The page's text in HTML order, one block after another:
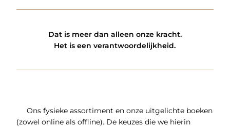
Dat is meer dan alleen onze kracht.
Het is een verantwoordelijkheid.
Ons fysieke assortiment en onze uitgelichte boeken
(zowel online als offline). De keuzes die we hierin